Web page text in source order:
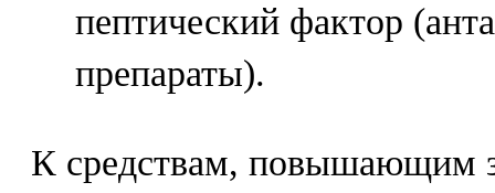
пептический фактор
препараты).
К средствам, повышающим